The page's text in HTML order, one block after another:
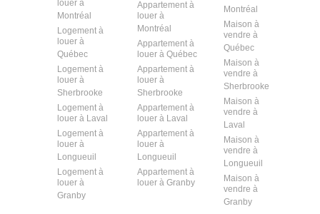
louer à
Montréal
Logement à
louer à
Québec
Logement à
louer à
Sherbrooke
Logement à
louer à Laval
Logement à
louer à
Longueuil
Logement à
louer à
Granby
Appartement à
louer à
Montréal
Appartement à
louer à Québec
Appartement à
louer à
Sherbrooke
Appartement à
louer à Laval
Appartement à
louer à
Longueuil
Appartement à
louer à Granby
Montréal
Maison à
vendre à
Québec
Maison à
vendre à
Sherbrooke
Maison à
vendre à
Laval
Maison à
vendre à
Longueuil
Maison à
vendre à
Granby